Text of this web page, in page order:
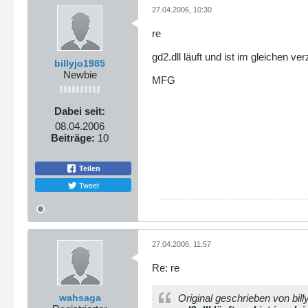
billyjo1985
Newbie
Dabei seit:
08.04.2006
Beiträge: 10
Teilen
Tweet
27.04.2006, 10:30
re
gd2.dll läuft und ist im gleichen
MFG
wahsaga
27.04.2006, 11:57
Re: re
Original geschrieben von